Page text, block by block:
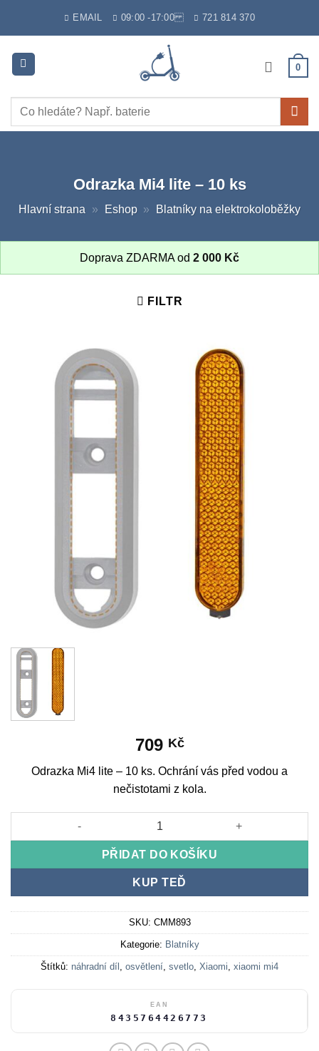
EMAIL 09:00 -17:00 721 814 370
0
Hledat:
Odrazka Mi4 lite – 10 ks
Hlavní strana » Eshop » Blatníky na elektrokoloběžky
Doprava ZDARMA od 2 000 Kč
FILTR
709 Kč
Odrazka Mi4 lite – 10 ks. Ochrání vás před vodou a
nečistotami z kola.
Odrazka Mi4 lite - 10 ks množství
PŘIDAT DO KOŠÍKU
KUP TEĎ
SKU: CMM893
Kategorie: Blatníky
Štítků: náhradní díl , osvětlení, svetlo, Xiaomi, xiaomi mi4
EAN
8435764426773